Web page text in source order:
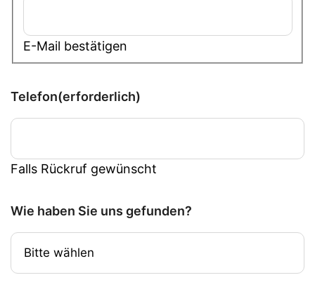
E-Mail bestätigen
Telefon(erforderlich)
Falls Rückruf gewünscht
Wie haben Sie uns gefunden?